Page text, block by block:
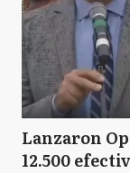
Lanzaron
12.500